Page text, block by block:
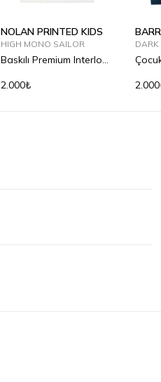
NOLAN PRINTED KIDS
HIGH MONO SAILOR
Baskılı Premium Interlok
2.000₺
DARK